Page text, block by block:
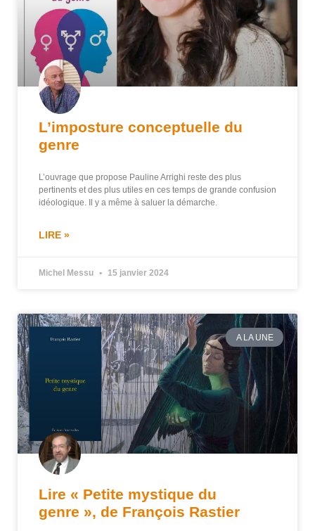
L’imposture conceptuelle du
genre
L’ouvrage que propose Pauline Arrighi reste des plus
pertinents et des plus utiles en ces temps de grande confusion
idéologique. Il y a même à saluer la démarche.
LIRE »
Michel Messu 15 janvier 2024
A LA UNE
Lire « Petite mystique du
genre », de François Rastier